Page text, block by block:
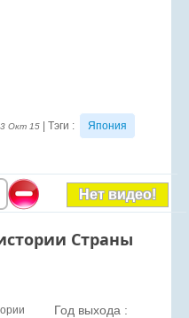
Окт 15 | Тэги : Япония
Нет видео!
Страны
Год выхода :